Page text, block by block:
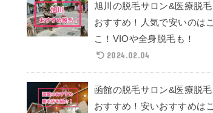
旭川の脱毛サロン&医療脱毛
おすすめ！人気で安いのはこ
こ！VIOや全身脱毛も！
2024.02.04
函館の脱毛サロン&医療脱毛
おすすめ！安いおすすめはこ